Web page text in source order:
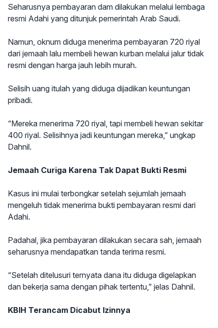
Seharusnya pembayaran dam dilakukan melalui lembaga
resmi Adahi yang ditunjuk pemerintah Arab Saudi.
Namun, oknum diduga menerima pembayaran 720 riyal
dari jemaah lalu membeli hewan kurban melalui jalur tidak
resmi dengan harga jauh lebih murah.
Selisih uang itulah yang diduga dijadikan keuntungan
pribadi.
“Mereka menerima 720 riyal, tapi membeli hewan sekitar
400 riyal. Selisihnya jadi keuntungan mereka,” ungkap
Dahnil.
Jemaah Curiga Karena Tak Dapat Bukti Resmi
Kasus ini mulai terbongkar setelah sejumlah jemaah
mengeluh tidak menerima bukti pembayaran resmi dari
Adahi.
Padahal, jika pembayaran dilakukan secara sah, jemaah
seharusnya mendapatkan tanda terima resmi.
“Setelah ditelusuri ternyata dana itu diduga digelapkan
dan bekerja sama dengan pihak tertentu,” jelas Dahnil.
KBIH Terancam Dicabut Izinnya